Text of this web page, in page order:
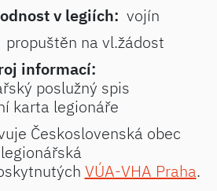
v legiích: vojín
propuštěn na vl.žádost
informací:
poslužný spis
karta legionáře
Československá obec
legionářská
VÚA-VHA Praha.